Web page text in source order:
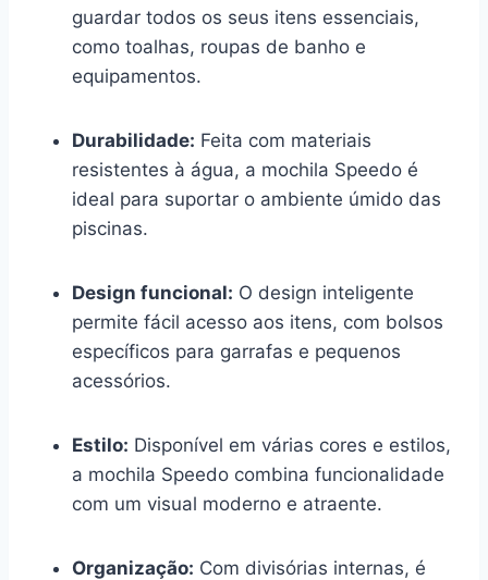
guardar todos os seus itens essenciais,
como toalhas, roupas de banho e
equipamentos.
Durabilidade: Feita com materiais
resistentes à água, a mochila Speedo é
ideal para suportar o ambiente úmido das
piscinas.
Design funcional: O design inteligente
permite fácil acesso aos itens, com bolsos
específicos para garrafas e pequenos
acessórios.
Estilo: Disponível em várias cores e estilos,
a mochila Speedo combina funcionalidade
com um visual moderno e atraente.
Organização: Com divisórias internas, é